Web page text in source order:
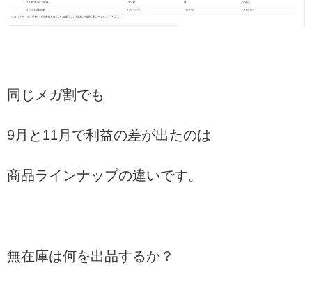
同じメガ割でも
9月と11月で利益の差が出たのは
商品ラインナップの違いです。
無在庫は何を出品するか？